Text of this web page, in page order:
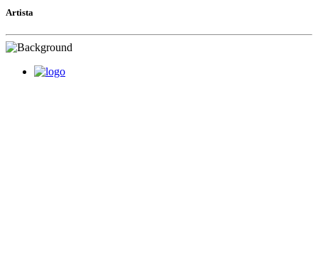
Artista